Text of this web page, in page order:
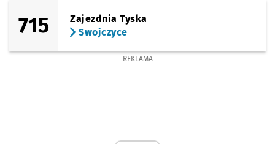
715
Zajezdnia Tyska
Swojczyce
REKLAMA